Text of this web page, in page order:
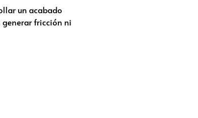
un acabado
fricción ni